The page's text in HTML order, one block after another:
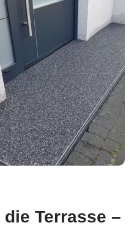
Terrasse –